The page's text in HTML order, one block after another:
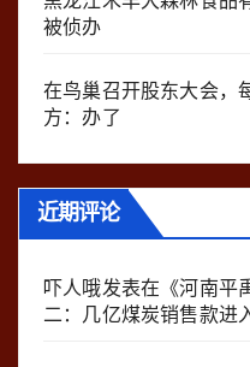
被侦办
在鸟巢召开股东大会，
方：办了
近期评论
吓人哦发表在《河南平
二：几亿煤炭销售款进